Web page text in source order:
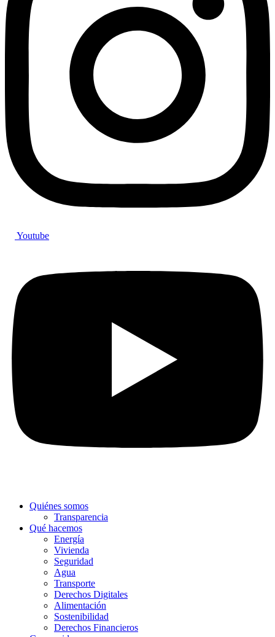
Youtube
Quiénes somos
Transparencia
Qué hacemos
Energía
Vivienda
Seguridad
Agua
Transporte
Derechos Digitales
Alimentación
Sostenibilidad
Derechos Financieros